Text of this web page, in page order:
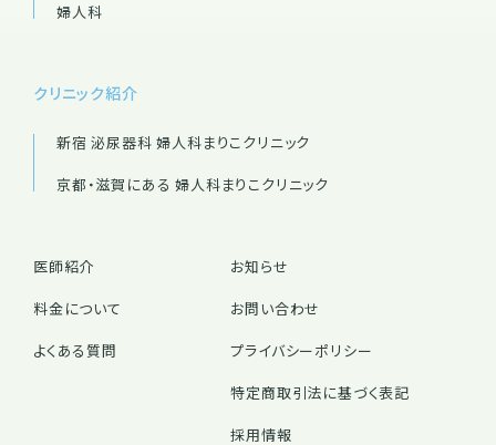
婦人科
クリニック紹介
新宿 泌尿器科 婦人科まりこクリニック
京都・滋賀にある 婦人科まりこクリニック
医師紹介
料金について
よくある質問
お知らせ
お問い合わせ
プライバシーポリシー
特定商取引法に基づく表記
採用情報